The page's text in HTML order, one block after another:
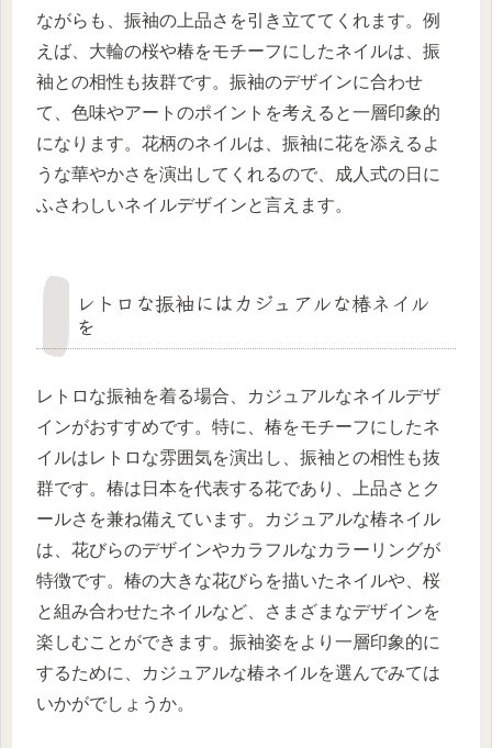
ながらも、振袖の上品さを引き立ててくれます。例
えば、大輪の桜や椿をモチーフにしたネイルは、振
袖との相性も抜群です。振袖のデザインに合わせ
て、色味やアートのポイントを考えると一層印象的
になります。花柄のネイルは、振袖に花を添えるよ
うな華やかさを演出してくれるので、成人式の日に
ふさわしいネイルデザインと言えます。
レトロな振袖にはカジュアルな椿ネイル
を
レトロな振袖を着る場合、カジュアルなネイルデザ
インがおすすめです。特に、椿をモチーフにしたネ
イルはレトロな雰囲気を演出し、振袖との相性も抜
群です。椿は日本を代表する花であり、上品さとク
ールさを兼ね備えています。カジュアルな椿ネイル
は、花びらのデザインやカラフルなカラーリングが
特徴です。椿の大きな花びらを描いたネイルや、桜
と組み合わせたネイルなど、さまざまなデザインを
楽しむことができます。振袖姿をより一層印象的に
するために、カジュアルな椿ネイルを選んでみては
いかがでしょうか。